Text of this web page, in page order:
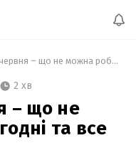
Яке свято 3 червня – що не можна робити сьогодні та все про цей день
2 хв
– що не
та все